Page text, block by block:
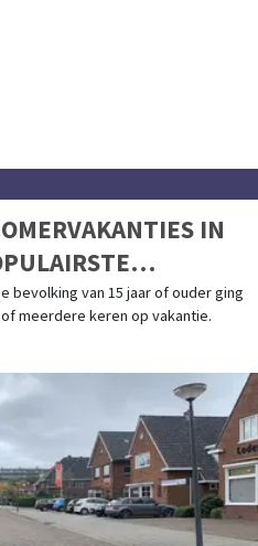
IN
bevolking van 15 jaar of ouder ging
meerdere keren op vakantie.